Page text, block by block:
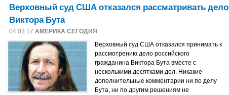
Верховный суд США отказался рассматривать дело
Виктора Бута
04.03.17 АМЕРИКА СЕГОДНЯ
Верховный суд США отказался принимать к
рассмотрению дело российского
гражданина Виктора Бута вместе с
несколькими десятками дел. Никакие
дополнительные комментарии ни по делу
Бута, ни по другим решениям не